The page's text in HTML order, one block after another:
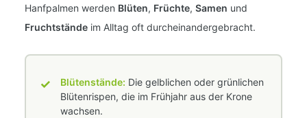
Hanfpalmen werden Blüten, Früchte, Samen und
Fruchtstände im Alltag oft durcheinandergebracht.
✓ Blütenstände: Die gelblichen oder grünlichen
Blütenrispen, die im Frühjahr aus der Krone
wachsen.